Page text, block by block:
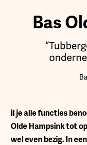
Bas
il je alle functies
Olde Hampsink tot
wel even bezig. In